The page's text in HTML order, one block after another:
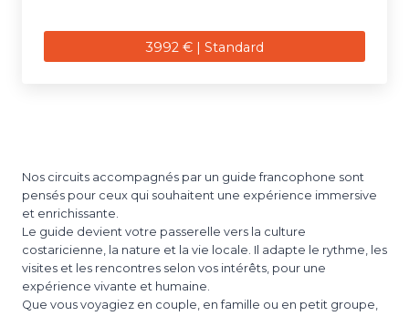
3992 € | Standard
Nos circuits accompagnés par un guide francophone sont
pensés pour ceux qui souhaitent une expérience immersive
et enrichissante.
Le guide devient votre passerelle vers la culture
costaricienne, la nature et la vie locale. Il adapte le rythme, les
visites et les rencontres selon vos intérêts, pour une
expérience vivante et humaine.
Que vous voyagiez en couple, en famille ou en petit groupe,